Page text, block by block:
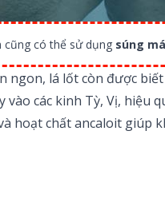
cũng có thể sử dụng súng
ngon, lá lốt còn được
vào các kinh Tỳ, Vị,
hoạt chất ancaloit giúp